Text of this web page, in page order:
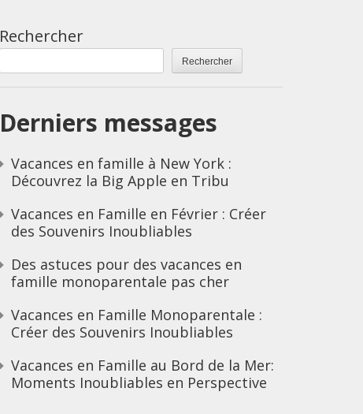
Rechercher
Rechercher
Derniers messages
Vacances en famille à New York :
Découvrez la Big Apple en Tribu
Vacances en Famille en Février : Créer
des Souvenirs Inoubliables
Des astuces pour des vacances en
famille monoparentale pas cher
Vacances en Famille Monoparentale :
Créer des Souvenirs Inoubliables
Vacances en Famille au Bord de la Mer:
Moments Inoubliables en Perspective